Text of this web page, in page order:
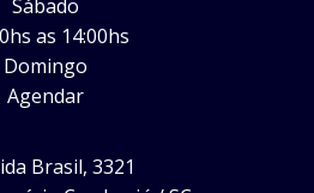
Sábado
as 14:00hs
Domingo
Agendar
Brasil, 3321